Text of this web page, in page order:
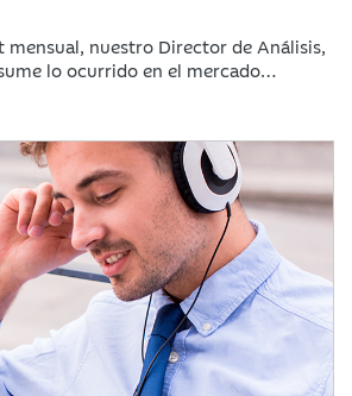
mensual, nuestro Director de Análisis,
lo ocurrido en el mercado
mes, en el que el conflicto de Irán
financieros.